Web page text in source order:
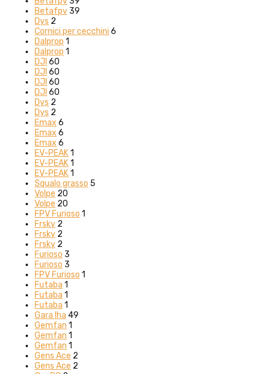
Betafpv 39
Dys 2
Cornici per cecchini 6
Dalprop 1
Dalprop 1
DJI 60
DJI 60
DJI 60
DJI 60
Dys 2
Dys 2
Emax 6
Emax 6
Emax 6
EV-PEAK1
EV-PEAK1
EV-PEAK1
Squalo grasso 5
Volpe 20
Volpe 20
FPV Furioso 1
Frsky 2
Frsky 2
Frsky 2
Furioso 3
Furioso 3
FPV Furioso 1
Futaba 1
Futaba 1
Futaba 1
Gara Iha 49
Gemfan 1
Gemfan 1
Gemfan 1
Gens Ace 2
Gens Ace 2